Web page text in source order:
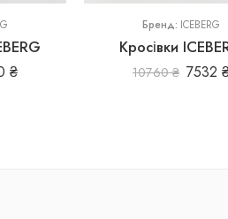
₴
Бренд: ICEBERG
Кросівки
10760₴ 7532